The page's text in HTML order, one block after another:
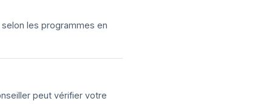
les programmes en
peut vérifier votre